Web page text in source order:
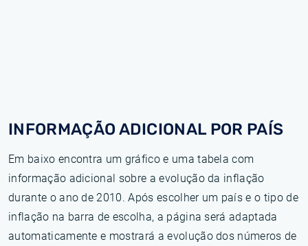
INFORMAÇÃO ADICIONAL POR PAÍS
Em baixo encontra um gráfico e uma tabela com
informação adicional sobre a evolução da inflação
durante o ano de 2010. Após escolher um país e o tipo de
inflação na barra de escolha, a página será adaptada
automaticamente e mostrará a evolução dos números de